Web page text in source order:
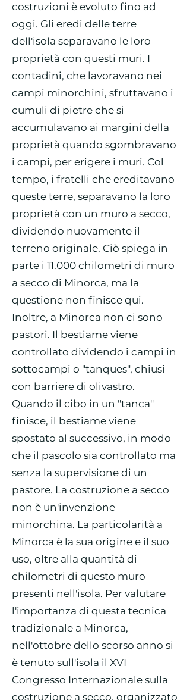
costruzioni è evoluto fino ad
oggi. Gli eredi delle terre
dell'isola separavano le loro
proprietà con questi muri. I
contadini, che lavoravano nei
campi minorchini, sfruttavano i
cumuli di pietre che si
accumulavano ai margini della
proprietà quando sgombravano
i campi, per erigere i muri. Col
tempo, i fratelli che ereditavano
queste terre, separavano la loro
proprietà con un muro a secco,
dividendo nuovamente il
terreno originale. Ciò spiega in
parte i 11.000 chilometri di muro
a secco di Minorca, ma la
questione non finisce qui.
Inoltre, a Minorca non ci sono
pastori. Il bestiame viene
controllato dividendo i campi in
sottocampi o "tanques", chiusi
con barriere di olivastro.
Quando il cibo in un "tanca"
finisce, il bestiame viene
spostato al successivo, in modo
che il pascolo sia controllato ma
senza la supervisione di un
pastore. La costruzione a secco
non è un'invenzione
minorchina. La particolarità a
Minorca è la sua origine e il suo
uso, oltre alla quantità di
chilometri di questo muro
presenti nell'isola. Per valutare
l'importanza di questa tecnica
tradizionale a Minorca,
nell'ottobre dello scorso anno si
è tenuto sull'isola il XVI
Congresso Internazionale sulla
costruzione a secco, organizzato